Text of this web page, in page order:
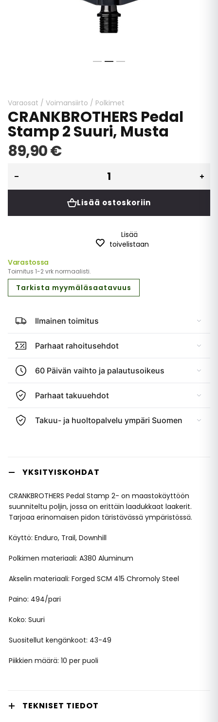
beginning
of
the
images
Varaosat / Voimansiirto / Polkimet
CRANKBROTHERS Pedal
Stamp 2 Suuri, Musta
89,90 €
Lisää ostoskoriin
Lisää
toivelistaan
Varastossa
Toimitus 1-2 vrk normaalisti.
Tarkista myymäläsaatavuus
Ilmainen toimitus
Parhaat rahoitusehdot
60 Päivän vaihto ja palautusoikeus
Parhaat takuuehdot
Takuu- ja huoltopalvelu ympäri Suomen
YKSITYISKOHDAT
CRANKBROTHERS Pedal Stamp 2- on maastokäyttöön
suunniteltu poljin, jossa on erittäin laadukkaat laakerit.
Tarjoaa erinomaisen pidon täristävässä ympäristössä.
Käyttö: Enduro, Trail, Downhill
Polkimen materiaali: A380 Aluminum
Akselin materiaali: Forged SCM 415 Chromoly Steel
Paino: 494/pari
Koko: Suuri
Suositellut kengänkoot: 43-49
Piikkien määrä: 10 per puoli
TEKNISET TIEDOT